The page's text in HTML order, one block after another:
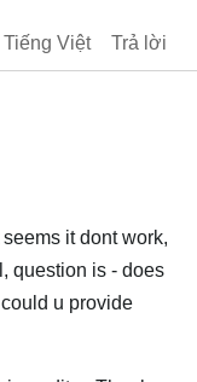
Tiếng Việt
Trả lời
it dont work,
question is - does
u provide